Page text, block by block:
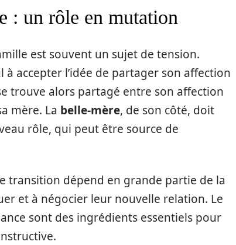
: un rôle en mutation
est souvent un sujet de tension.
accepter l’idée de partager son affection
trouve alors partagé entre son affection
mère. La belle-mère, de son côté, doit
rôle, qui peut être source de
transition dépend en grande partie de la
et à négocier leur nouvelle relation. Le
sont des ingrédients essentiels pour